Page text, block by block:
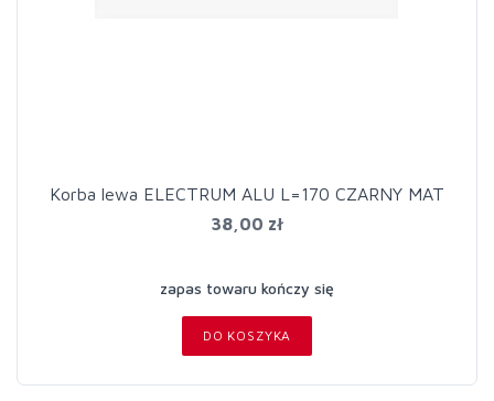
Korba lewa ELECTRUM ALU L=170 CZARNY MAT
38,00 zł
zapas towaru kończy się
DO KOSZYKA